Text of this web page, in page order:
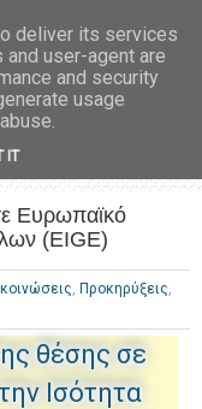
Ευρωπαϊκό
(EIGE)
, Προκηρύξεις,
θέσης σε
Ισότητα
deliver its services
and user-agent are
and security
usage
IT